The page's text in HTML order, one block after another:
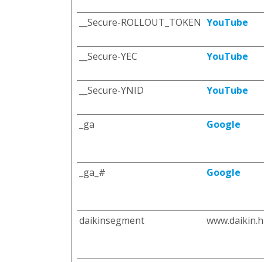
__Secure-ROLLOUT_TOKEN YouTube
__Secure-YEC YouTube
__Secure-YNID YouTube
_ga Google
_ga_# Google
daikinsegment